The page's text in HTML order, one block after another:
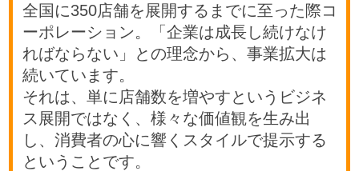
全国に350店舗を展開するまでに至った際コ
ーポレーション。「企業は成長し続けなけ
ればならない」との理念から、事業拡大は
続いています。
それは、単に店舗数を増やすというビジネ
ス展開ではなく、様々な価値観を生み出
し、消費者の心に響くスタイルで提示する
ということです。